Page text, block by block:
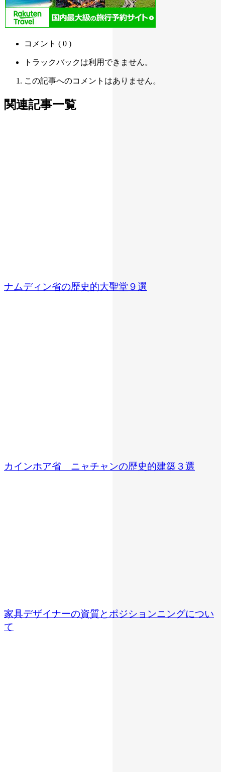
コメント ( 0 )
トラックバックは利用できません。
この記事へのコメントはありません。
関連記事一覧
ナムディン省の歴史的大聖堂９選
カインホア省 ニャチャンの歴史的建築３選
家具デザイナーの資質とポジションニングについ
て